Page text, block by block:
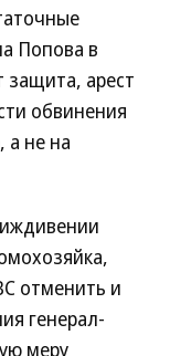
Попова в
защита, арест
обвинения
а не на
отменить и
генерал-
меру